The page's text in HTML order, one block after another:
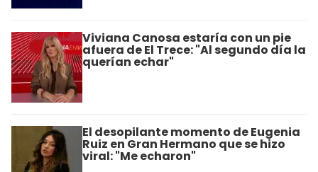
Viviana Canosa estaría con un pie
afuera de El Trece: "Al segundo día la
querían echar"
El desopilante momento de Eugenia
Ruiz en Gran Hermano que se hizo
viral: "Me echaron"